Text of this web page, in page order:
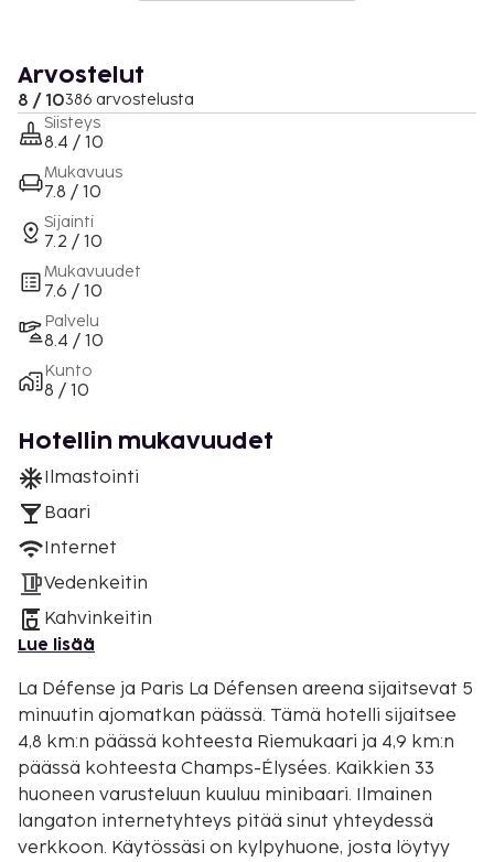
Arvostelut
8 / 10386 arvostelusta
Siisteys
8.4 / 10
Mukavuus
7.8 / 10
Sijainti
7.2 / 10
Mukavuudet
7.6 / 10
Palvelu
8.4 / 10
Kunto
8 / 10
Hotellin mukavuudet
Ilmastointi
Baari
Internet
Vedenkeitin
Kahvinkeitin
Lue lisää
La Défense ja Paris La Défensen areena sijaitsevat 5
minuutin ajomatkan päässä. Tämä hotelli sijaitsee
4,8 km:n päässä kohteesta Riemukaari ja 4,9 km:n
päässä kohteesta Champs-Élysées. Kaikkien 33
huoneen varusteluun kuuluu minibaari. Ilmainen
langaton internetyhteys pitää sinut yhteydessä
verkkoon. Käytössäsi on kylpyhuone, josta löytyy